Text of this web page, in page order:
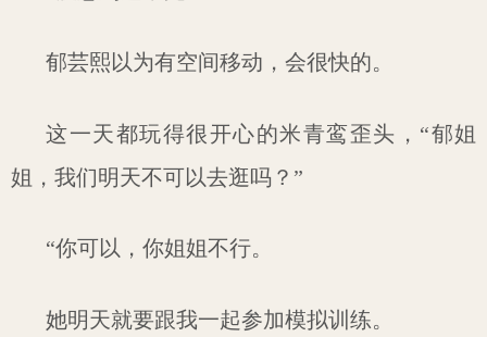
郁芸熙以为有空间移动，会很快的。
这一天都玩得很开心的米青鸾歪头，“郁姐
姐，我们明天不可以去逛吗？”
“你可以，你姐姐不行。
她明天就要跟我一起参加模拟训练。